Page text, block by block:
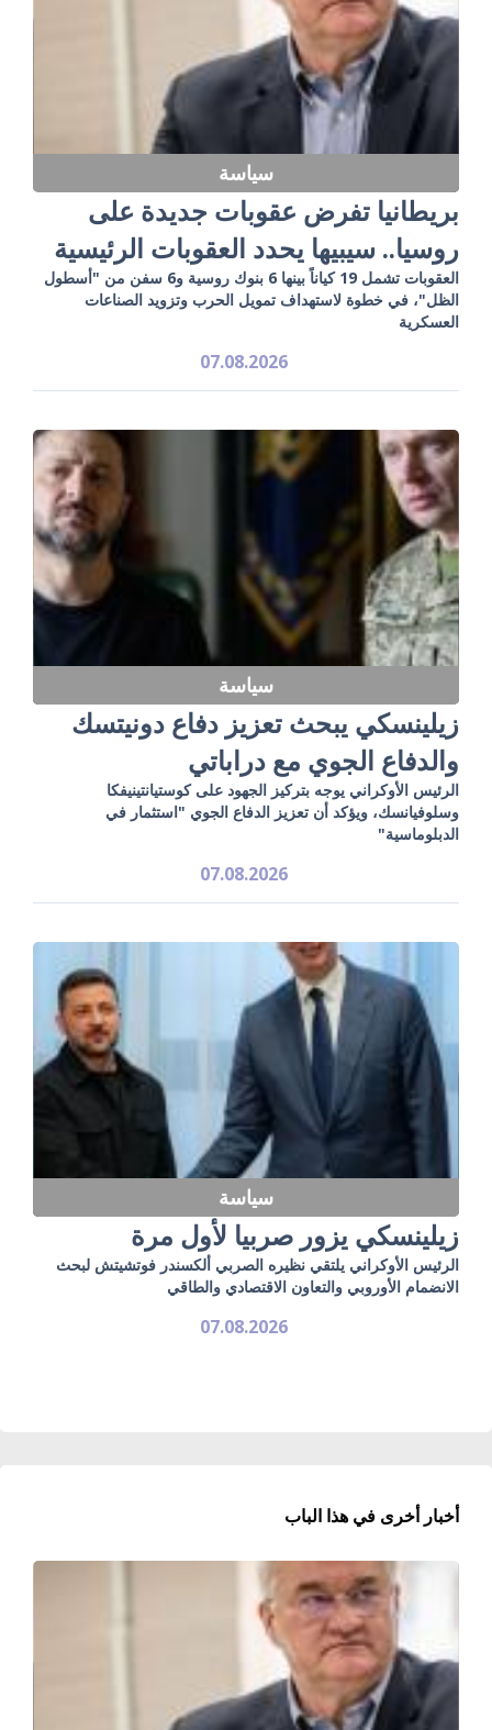
سياسة
بريطانيا تفرض عقوبات جديدة على
روسيا.. سيبيها يحدد العقوبات الرئيسية
العقوبات تشمل 19 كياناً بينها 6 بنوك روسية و6 سفن من "أسطول
الظل"، في خطوة لاستهداف تمويل الحرب وتزويد الصناعات
العسكرية
07.08.2026
سياسة
زيلينسكي يبحث تعزيز دفاع دونيتسك
والدفاع الجوي مع دراباتي
الرئيس الأوكراني يوجه بتركيز الجهود على كوستيانتينيفكا
وسلوفيانسك، ويؤكد أن تعزيز الدفاع الجوي "استثمار في
الدبلوماسية"
07.08.2026
سياسة
زيلينسكي يزور صربيا لأول مرة
الرئيس الأوكراني يلتقي نظيره الصربي ألكسندر فوتشيتش لبحث
الانضمام الأوروبي والتعاون الاقتصادي والطاقي
07.08.2026
أخبار أخرى في هذا الباب